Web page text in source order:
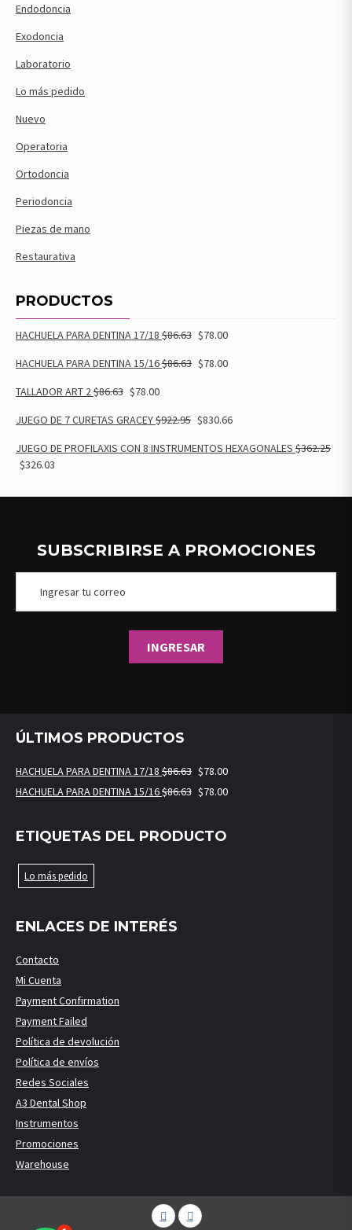
Endodoncia
Exodoncia
Laboratorio
Lo más pedido
Nuevo
Operatoria
Ortodoncia
Periodoncia
Piezas de mano
Restaurativa
PRODUCTOS
HACHUELA PARA DENTINA 17/18 $86.63 $78.00
HACHUELA PARA DENTINA 15/16$86.63 $78.00
TALLADOR ART 2$86.63 $78.00
JUEGO DE 7 CURETAS GRACEY$922.95 $830.66
JUEGO DE PROFILAXIS CON 8 INSTRUMENTOS HEXAGONALES $362.25
$326.03
SUBSCRIBIRSE A PROMOCIONES
ÚLTIMOS PRODUCTOS
HACHUELA PARA DENTINA 17/18 $86.63 $78.00
HACHUELA PARA DENTINA 15/16$86.63 $78.00
ETIQUETAS DEL PRODUCTO
Lo más pedido
ENLACES DE INTERÉS
Contacto
Mi Cuenta
Payment Confirmation
Payment Failed
Política de devolución
Política de envíos
Redes Sociales
A3 Dental Shop
Instrumentos
Promociones
Warehouse
FacebookInstagram